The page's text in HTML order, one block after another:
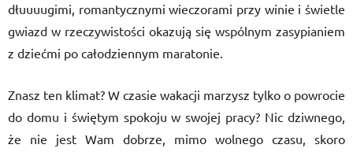
dłuuuugimi, romantycznymi wieczorami przy winie i świetle
gwiazd w rzeczywistości okazują się wspólnym zasypianiem
z dziećmi po całodziennym maratonie.
Znasz ten klimat? W czasie wakacji marzysz tylko o powrocie
do domu i świętym spokoju w swojej pracy? Nic dziwnego,
że nie jest Wam dobrze, mimo wolnego czasu, skoro